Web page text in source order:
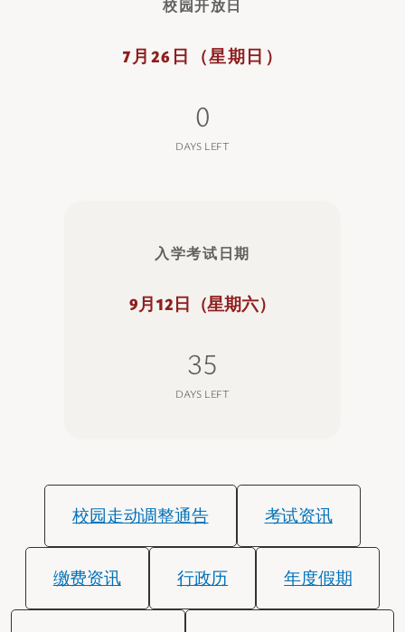
校园开放日
7月26日（星期日）
0
DAYS LEFT
入学考试日期
9月12日（星期六）
35
DAYS LEFT
校园走动调整通告 考试资讯
缴费资讯 行政历 年度假期